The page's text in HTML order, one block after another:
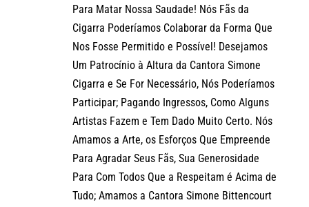
Para Matar Nossa Saudade! Nós Fãs da
Cigarra Poderíamos Colaborar da Forma Que
Nos Fosse Permitido e Possível! Desejamos
Um Patrocínio à Altura da Cantora Simone
Cigarra e Se For Necessário, Nós Poderíamos
Participar; Pagando Ingressos, Como Alguns
Artistas Fazem e Tem Dado Muito Certo. Nós
Amamos a Arte, os Esforços Que Empreende
Para Agradar Seus Fãs, Sua Generosidade
Para Com Todos Que a Respeitam é Acima de
Tudo; Amamos a Cantora Simone Bittencourt